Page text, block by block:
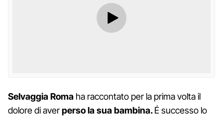
Selvaggia Roma ha raccontato per la prima volta il
dolore di averperso la sua bambina.É successo lo